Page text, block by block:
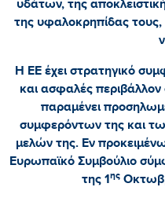
υδάτων, της
της υφαλοκρηπίδας
Η ΕΕ έχει στρατηγικό
και ασφαλές
παραμένει
συμφερόντων της και
μελών της. Εν
Ευρωπαϊκό Συμβούλιο
της 1ης